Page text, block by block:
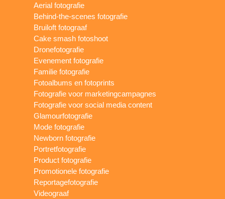
Aerial fotografie
Behind-the-scenes fotografie
Bruiloft fotograaf
Cake smash fotoshoot
Dronefotografie
Evenement fotografie
Familie fotografie
Fotoalbums en fotoprints
Fotografie voor marketingcampagnes
Fotografie voor social media content
Glamourfotografie
Mode fotografie
Newborn fotografie
Portretfotografie
Product fotografie
Promotionele fotografie
Reportagefotografie
Videograaf